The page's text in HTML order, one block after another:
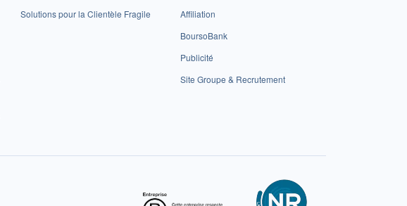
Solutions pour la Clientèle Fragile
Affiliation
BoursoBank
Publicité
Site Groupe & Recrutement